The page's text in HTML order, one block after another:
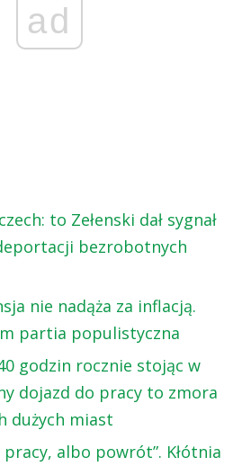
ad
to Zełenski dał sygnał
bezrobotnych
nie nadąża za inflacją.
partia populistyczna
godzin rocznie stojąc w
dojazd do pracy to zmora
dużych miast
albo powrót”. Kłótnia